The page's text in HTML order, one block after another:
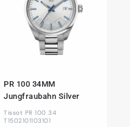
PR 100 34MM
Jungfraubahn Silver
Tissot PR 100 34
T1502101103101